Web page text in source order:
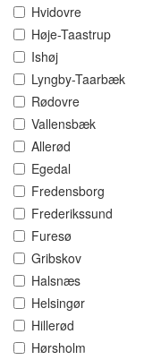
Hvidovre
Høje-Taastrup
Ishøj
Lyngby-Taarbæk
Rødovre
Vallensbæk
Allerød
Egedal
Fredensborg
Frederikssund
Furesø
Gribskov
Halsnæs
Helsingør
Hillerød
Hørsholm